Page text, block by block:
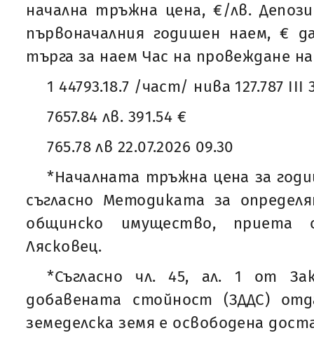
начална тръжна цена, €/лв.
първоначалния годишен наем, €
търга за наем Час на провеждане
1 44793.18.7 /част/ нива 127.787 III
7657.84 лв. 391.54 €
765.78 лв 22.07.2026 09.30
*Началната тръжна цена за
съгласно Методиката за
общинско имущество,
Лясковец.
*Съгласно чл. 45, ал. 1 от
добавената стойност (ЗДДС)
земеделска земя е освободена